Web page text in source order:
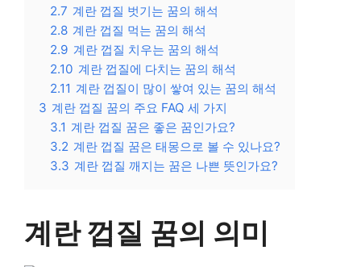
2.7 계란 껍질 벗기는 꿈의 해석
2.8 계란 껍질 먹는 꿈의 해석
2.9 계란 껍질 치우는 꿈의 해석
2.10 계란 껍질에 다치는 꿈의 해석
2.11 계란 껍질이 많이 쌓여 있는 꿈의 해석
3 계란 껍질 꿈의 주요 FAQ 세 가지
3.1 계란 껍질 꿈은 좋은 꿈인가요?
3.2 계란 껍질 꿈은 태몽으로 볼 수 있나요?
3.3 계란 껍질 깨지는 꿈은 나쁜 뜻인가요?
계란 껍질 꿈의 의미